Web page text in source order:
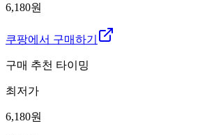
6,180원
쿠팡에서 구매하기
구매 추천 타이밍
최저가
6,180원